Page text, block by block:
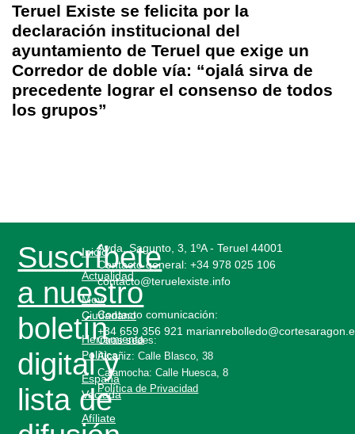
Teruel Existe se felicita por la
declaración institucional del
ayuntamiento de Teruel que exige un
Corredor de doble vía: “ojalá sirva de
precedente lograr el consenso de todos
los grupos”
Suscríbete
a nuestro
boletín
digital y
lista de
Inicio
Actualidad
Mov.
Ciudadano
Herramienta
Política
España
Vaciada
Afíliate
Avda. Sagunto, 3, 1ºA - Teruel 44001
Contacto general:+34 978 025 106
contacto@teruelexiste.info
Contacto comunicación:
+34 659 356 921
Otras sedes:
Alcañiz: Calle Blasco, 38
Calamocha: Calle Huesca, 8
Política de Privacidad